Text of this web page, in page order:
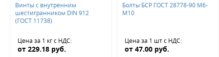
Винты с внутренним
шестигранником DIN 912
(ГОСТ 11738)
Цена за 1 кгс НДС:
от 229.18 руб.
Болты БСР ГОСТ 28778-90 М6-
М10
Цена за 1 штс НДС:
от 47.00 руб.